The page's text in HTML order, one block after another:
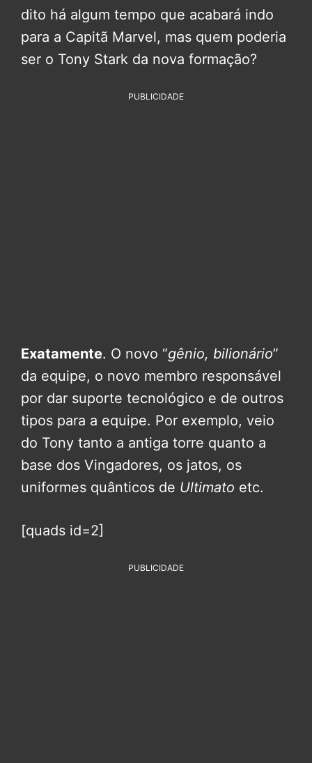
dito há algum tempo que acabará indo
para a Capitã Marvel, mas quem poderia
ser o Tony Stark da nova formação?
PUBLICIDADE
Exatamente. O novo “gênio, bilionário”
da equipe, o novo membro responsável
por dar suporte tecnológico e de outros
tipos para a equipe. Por exemplo, veio
do Tony tanto a antiga torre quanto a
base dos Vingadores, os jatos, os
uniformes quânticos de Ultimato etc.
[quads id=2]
PUBLICIDADE